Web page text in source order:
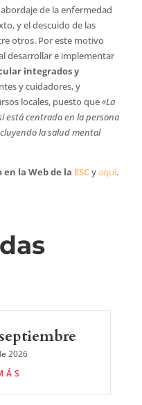
de la enfermedad
y el descuido de las
otros. Por este motivo
desarrollar e implementar
integrados y
y cuidadores, y
locales, puesto que«La
está centrada en la persona
la salud mental
la Web de la ESCyaquí.
2026